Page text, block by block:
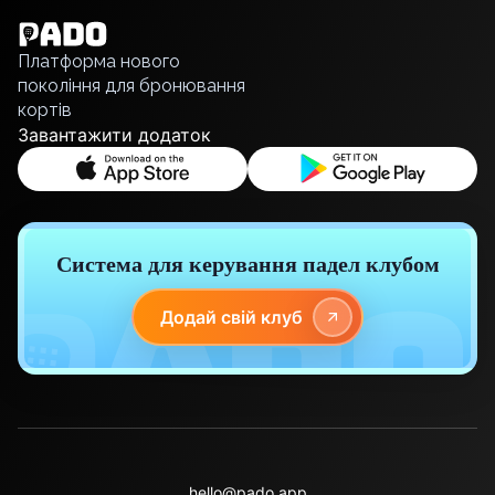
Polski
Русский
Платформа нового
покоління для бронювання
кортів
Завантажити додаток
Система для керування падел клубом
Додай свій клуб